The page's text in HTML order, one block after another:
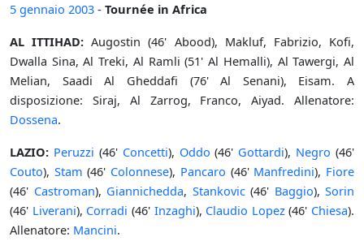
5 gennaio 2003 - Tournée in Africa
AL ITTIHAD: Augostin (46' Abood), Makluf, Fabrizio, Kofi,
Dwalla Sina, Al Treki, Al Ramli (51' Al Hemalli), Al Tawergi, Al
Melian, Saadi Al Gheddafi (76' Al Senani), Eisam. A
disposizione: Siraj, Al Zarrog, Franco, Aiyad. Allenatore:
Dossena.
LAZIO: Peruzzi (46' Concetti), Oddo (46' Gottardi), Negro (46'
Couto), Stam (46' Colonnese), Pancaro (46' Manfredini), Fiore
(46' Castroman), Giannichedda, Stankovic(46' Baggio), Sorin
(46' Liverani), Corradi (46' Inzaghi), Claudio Lopez(46' Chiesa).
Allenatore: Mancini.